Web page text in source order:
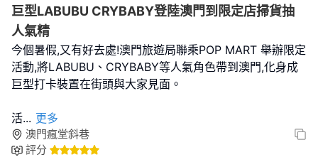
巨型LABUBU CRYBABY登陸澳門到限定店掃貨抽
人氣精
今個暑假,又有好去處!澳門旅遊局聯乘POP MART 舉辦限定
活動,將LABUBU、CRYBABY等人氣角色帶到澳門,化身成
巨型打卡裝置在街頭與大家見面。
活... 更多
澳門瘋堂斜巷
評分